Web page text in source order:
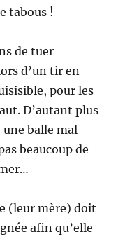
tabous !
de tuer
d’un tir en
pour les
D’autant plus
balle mal
beaucoup de
(leur mère) doit
afin qu’elle